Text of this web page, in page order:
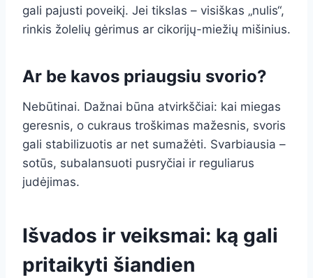
gali pajusti poveikį. Jei tikslas – visiškas „nulis“,
rinkis žolelių gėrimus ar cikorijų-miežių mišinius.
Ar be kavos priaugsiu svorio?
Nebūtinai. Dažnai būna atvirkščiai: kai miegas
geresnis, o cukraus troškimas mažesnis, svoris
gali stabilizuotis ar net sumažėti. Svarbiausia –
sotūs, subalansuoti pusryčiai ir reguliarus
judėjimas.
Išvados ir veiksmai: ką gali
pritaikyti šiandien